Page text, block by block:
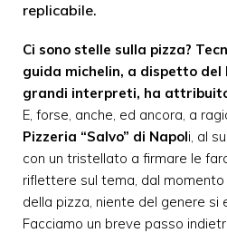
replicabile.
Ci sono stelle sulla pizza?
guida michelin, a dispetto
grandi interpreti, ha
E, forse, anche, ed ancora, a
Pizzeria “Salvo” di Napoli, al
con un tristellato a firmare le
riflettere sul tema, dal
della pizza, niente del genere si
Facciamo un breve passo